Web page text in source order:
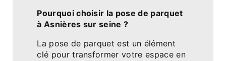
Pourquoi choisir la pose de parquet
à Asnières sur seine ?
La pose de parquet est un élément
clé pour transformer votre espace en